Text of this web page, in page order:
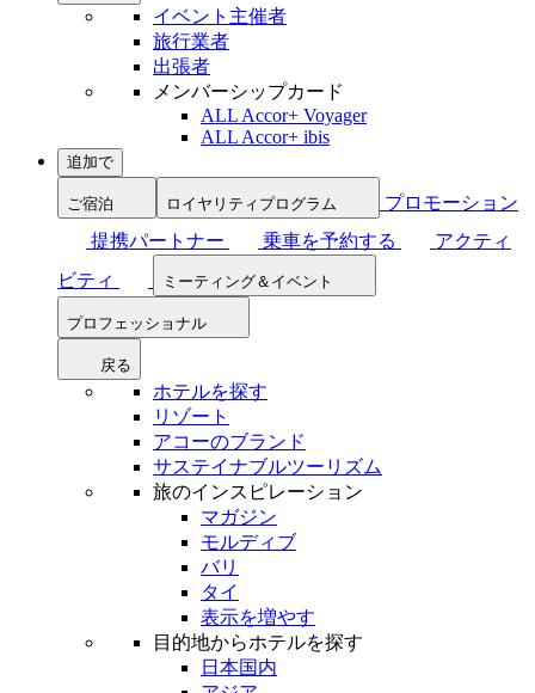
イベント主催者
旅行業者
出張者
メンバーシップカード
ALL Accor+ Voyager
ALL Accor+ ibis
追加で
ご宿泊 ロイヤリティプログラム
プロモーション
提携パートナー
乗車を予約する
アクティ
ビティ
ミーティング＆イベント
プロフェッショナル
戻る
ホテルを探す
リゾート
アコーのブランド
サステイナブルツーリズム
旅のインスピレーション
マガジン
モルディブ
バリ
タイ
表示を増やす
目的地からホテルを探す
日本国内